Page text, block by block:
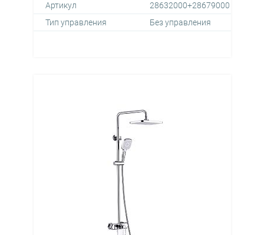
Артикул
28632000+28679000
Тип управления
Без управления